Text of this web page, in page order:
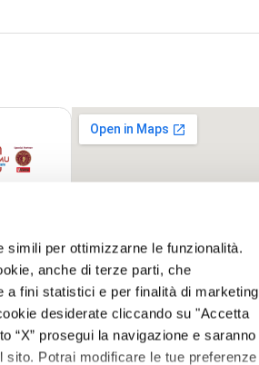
simili per ottimizzarne le funzionalità.
anche di terze parti, che
a fini statistici e per finalità di marketing
desiderate cliccando su "Accetta
“X” prosegui la navigazione e saranno
Potrai modificare le tue preferenze